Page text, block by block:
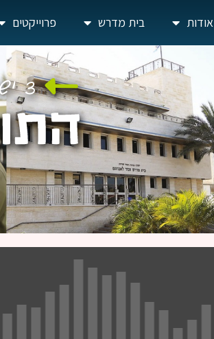
אודות בית מדרש פרוייקטים